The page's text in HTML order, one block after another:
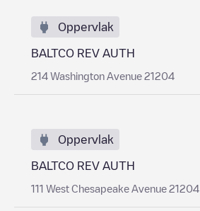
Oppervlak
BALTCO REV AUTH
214 Washington Avenue 21204
Oppervlak
BALTCO REV AUTH
111 West Chesapeake Avenue 21204